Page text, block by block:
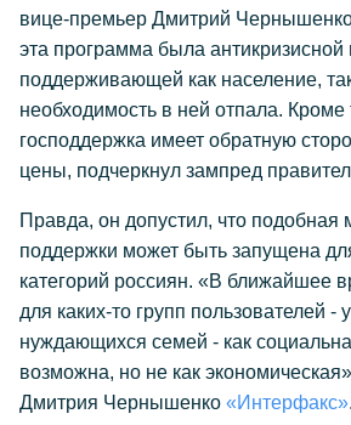
вице-премьер Дмитрий
эта программа была антикризисной
поддерживающей как население,
необходимость в ней отпала. Кроме
господдержка имеет обратную
цены, подчеркнул зампред
Правда, он допустил, что подобная
поддержки может быть запущена
категорий россиян. «В ближайшее
для каких-то групп пользователей -
нуждающихся семей - как
возможна, но не как
Дмитрия Чернышенко «Интерфакс».